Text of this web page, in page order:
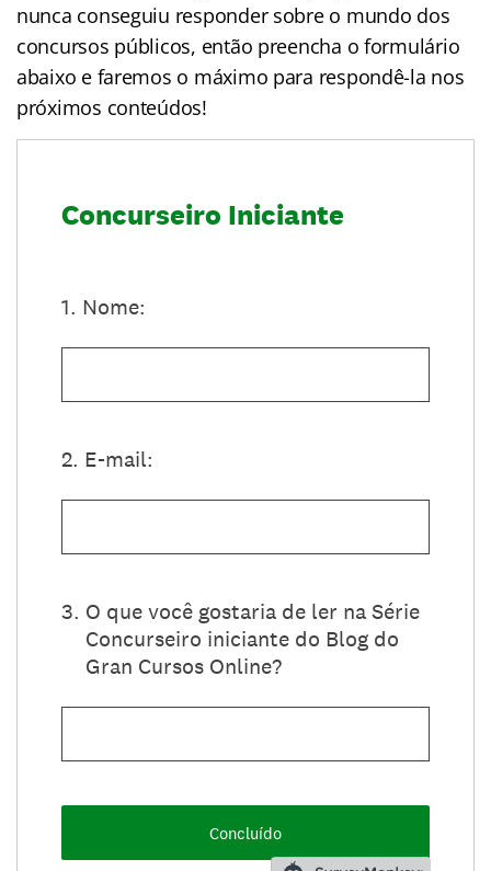
nunca conseguiu responder sobre o mundo dos
concursos públicos, então preencha o formulário
abaixo e faremos o máximo para respondê-la nos
próximos conteúdos!